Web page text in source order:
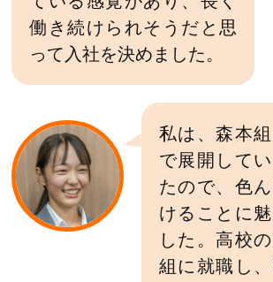
働き続けられそうだと思
って入社を決めました。
私は、森本
で展開して
たので、色
けることに
した。高校
組に就職し